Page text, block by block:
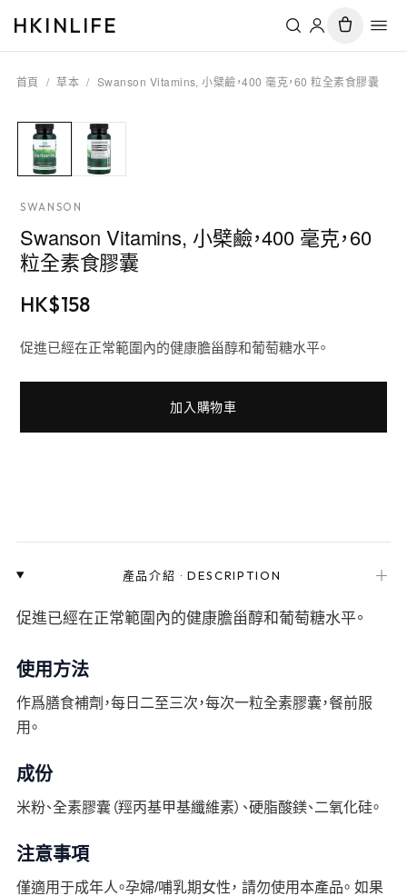
HKINLIFE
首頁 / 草本 / Swanson Vitamins, 小檗鹼，400 毫克，60 粒全素食膠囊
SWANSON
Swanson Vitamins, 小檗鹼，400 毫克，60
粒全素食膠囊
HK$158
促進已經在正常範圍內的健康膽甾醇和葡萄糖水平。
加入購物車
產品介紹 ·DESCRIPTION ＋
促進已經在正常範圍內的健康膽甾醇和葡萄糖水平。
使用方法
作爲膳食補劑，每日二至三次，每次一粒全素膠囊，餐前服
用。
成份
米粉、全素膠囊（羥丙基甲基纖維素）、硬脂酸鎂、二氧化硅。
注意事項
僅適用于成年人。孕婦/哺乳期女性， 請勿使用本產品。 如果